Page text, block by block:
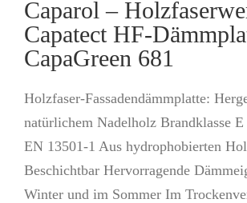
Caparol –
Capatect HF-
CapaGreen 681
Holzfaser-Fassadendämmplatte:
natürlichem Nadelholz Brandklasse
EN 13501-1 Aus hydrophobierten
Beschichtbar Hervorragende
Winter und im Sommer Im